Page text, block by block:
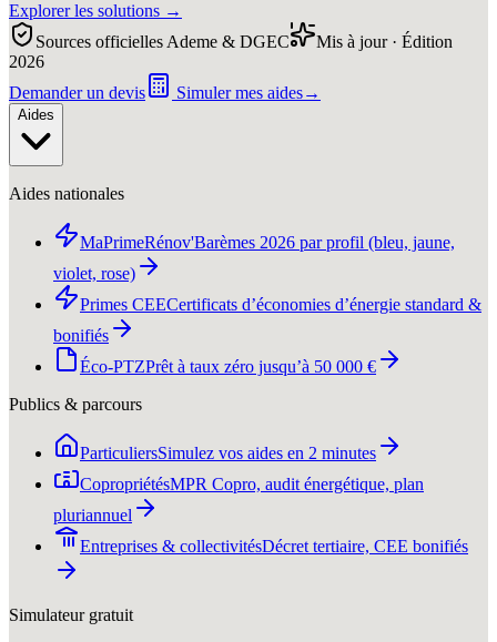
Explorer les solutions →
Sources officielles Ademe & DGEC
Mis à jour · Édition
2026
Demander un devis
Simuler mes aides→
Aides
Aides nationales
MaPrimeRénov'Barèmes 2026 par profil (bleu, jaune,
violet, rose)
Primes CEECertificats d’économies d’énergie standard &
bonifiés
Éco-PTZPrêt à taux zéro jusqu’à 50 000 €
Publics & parcours
ParticuliersSimulez vos aides en 2 minutes
CopropriétésMPR Copro, audit énergétique, plan
pluriannuel
Entreprises & collectivitésDécret tertiaire, CEE bonifiés
Simulateur gratuit